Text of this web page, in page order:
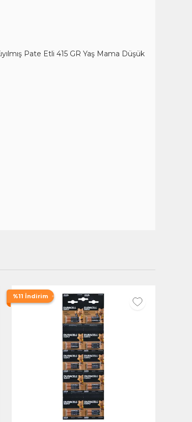
Pate Etli 415 GR Yaş Mama Düşük
%11 İndirim